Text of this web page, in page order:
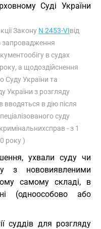
Суді України
Закону N 2453-VIвід
запровадження
в судах
а щодоздійснення
Суду України та
України з розгляду
вводяться в дію після
суду
- з 1
року )
ухвали суду чи
з нововиявленими
самому складі, в
(одноособово або
суддів для розгляду